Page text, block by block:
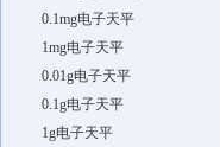
0.1mg电子天平
1mg电子天平
0.01g电子天平
0.1g电子天平
1g电子天平